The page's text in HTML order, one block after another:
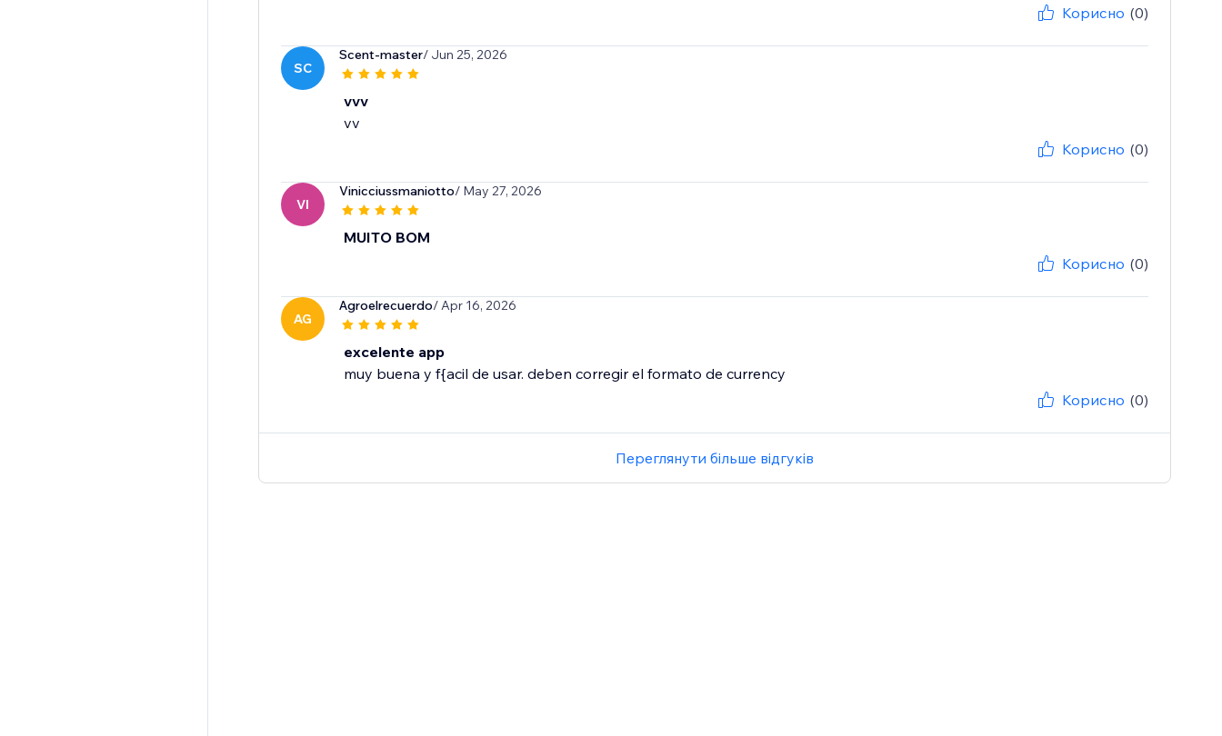
Корисно (0)
SC
Scent-master/ Jun 25, 2026
vvv
vv
Корисно (0)
VI
Vinicciussmaniotto/ May 27, 2026
MUITO BOM
Корисно (0)
AG
Agroelrecuerdo/ Apr 16, 2026
excelente app
muy buena y f{acil de usar. deben corregir el formato de currency
Корисно (0)
Переглянути більше відгуків